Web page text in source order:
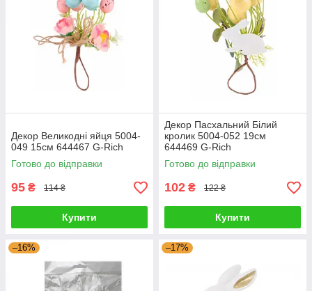
Декор Великодні яйця 5004-
049 15см 644467 G-Rich
Готово до відправки
95 ₴ 114 ₴
Купити
Декор Пасхальний Білий
кролик 5004-052 19см
644469 G-Rich
Готово до відправки
102 ₴ 122 ₴
Купити
–16% –17%